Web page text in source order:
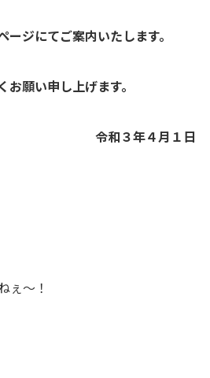
ジにてご案内いたします。
お願い申し上げます。
令和３年４月１日
ぇ～！